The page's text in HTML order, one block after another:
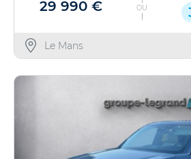
29 990 € OU
Le Mans